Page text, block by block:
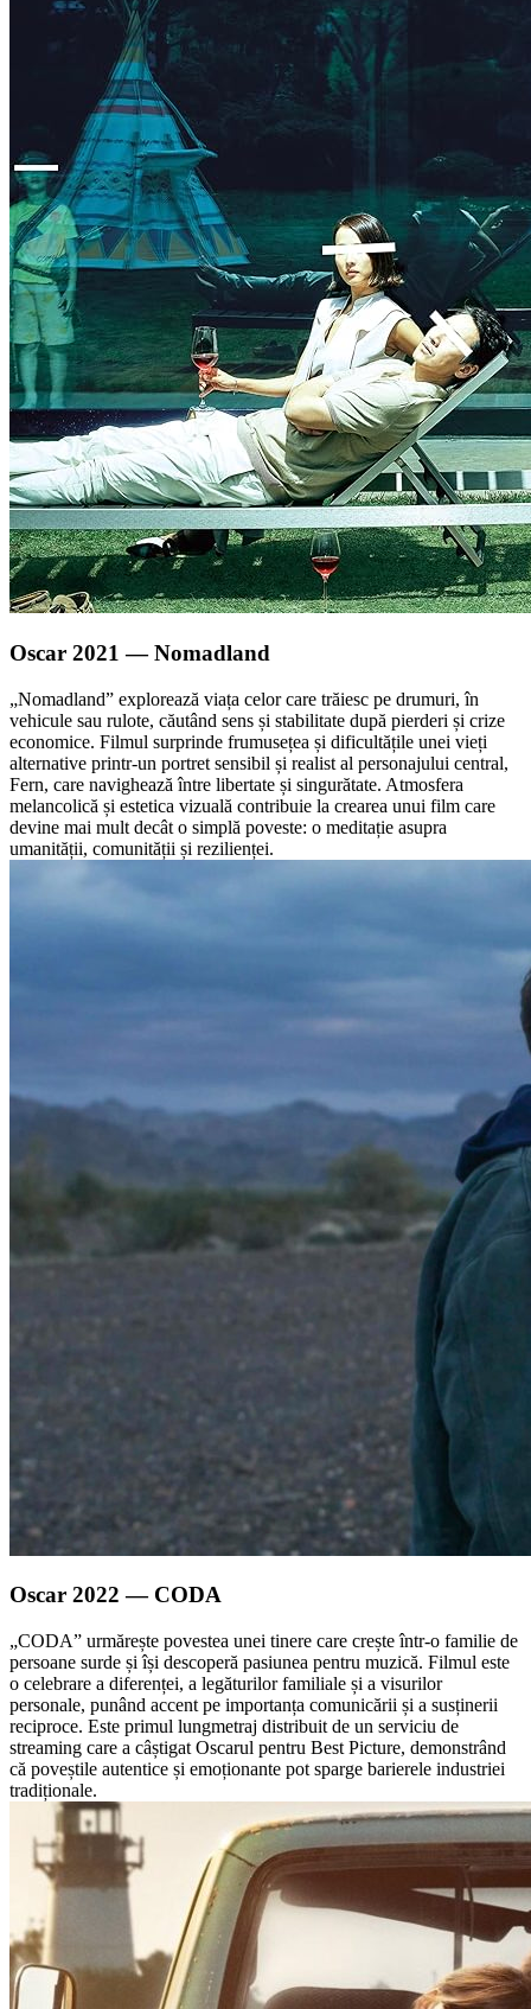
Oscar 2021 — Nomadland
„Nomadland” explorează viața celor care trăiesc pe drumuri, în
vehicule sau rulote, căutând sens și stabilitate după pierderi și crize
economice. Filmul surprinde frumusețea și dificultățile unei vieți
alternative printr-un portret sensibil și realist al personajului central,
Fern, care navighează între libertate și singurătate. Atmosfera
melancolică și estetica vizuală contribuie la crearea unui film care
devine mai mult decât o simplă poveste: o meditație asupra
umanității, comunității și rezilienței.
Oscar 2022 — CODA
„CODA” urmărește povestea unei tinere care crește într-o familie de
persoane surde și își descoperă pasiunea pentru muzică. Filmul este
o celebrare a diferenței, a legăturilor familiale și a visurilor
personale, punând accent pe importanța comunicării și a susținerii
reciproce. Este primul lungmetraj distribuit de un serviciu de
streaming care a câștigat Oscarul pentru Best Picture, demonstrând
că poveștile autentice și emoționante pot sparge barierele industriei
tradiționale.